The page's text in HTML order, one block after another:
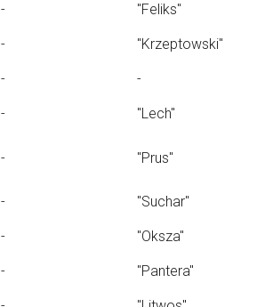
- "Feliks"
- "Krzeptowski"
- -
- "Lech"
- "Prus"
- "Suchar"
- "Oksza"
- "Pantera"